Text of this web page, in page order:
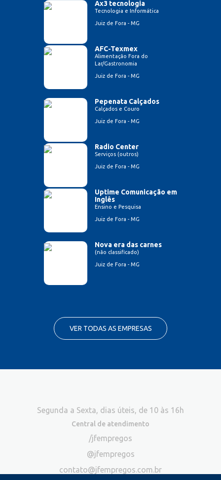
Ax3 tecnologia
Tecnologia e Informática
Juiz de Fora - MG
AFC-Texmex
Alimentação Fora do
Lar/Gastronomia
Juiz de Fora - MG
Pepenata Calçados
Calçados e Couro
Juiz de Fora - MG
Radio Center
Serviços (outros)
Juiz de Fora - MG
Uptime Comunicação em
Inglês
Ensino e Pesquisa
Juiz de Fora - MG
Nova era das carnes
(não classificado)
Juiz de Fora - MG
VER TODAS AS EMPRESAS
Segunda a Sexta, dias úteis, de 10 às 16h
Central de atendimento
/jfempregos
@jfempregos
contato@jfempregos.com.br